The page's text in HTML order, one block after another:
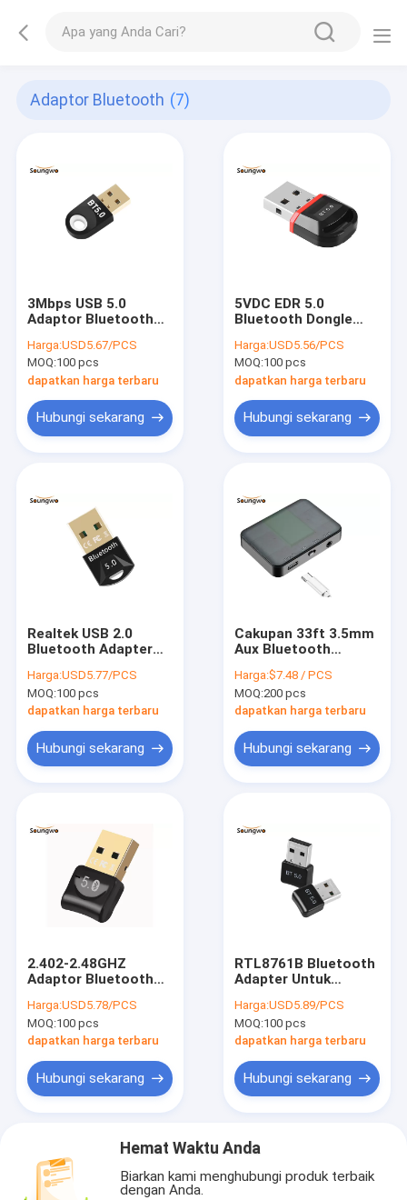
Adaptor Bluetooth (7)
3Mbps USB 5.0
Adaptor Bluetooth
10/8.1/8
Harga:USD5.67/PCS
MOQ:100 pcs
dapatkan harga terbaru
Hubungi sekarang
5VDC EDR 5.0
Bluetooth Dongle
Windows 10 Rentang
Transmisi 33ft
Harga:USD5.56/PCS
MOQ:100 pcs
dapatkan harga terbaru
Hubungi sekarang
Realtek USB 2.0
Bluetooth Adapter
5.0 Penerima
Pemancar
Harga:USD5.77/PCS
MOQ:100 pcs
dapatkan harga terbaru
Hubungi sekarang
Cakupan 33ft 3.5mm
Aux Bluetooth
Headphone
Harga:$7.48 / PCS
MOQ:200 pcs
dapatkan harga terbaru
Hubungi sekarang
2.402-2.48GHZ
Adaptor Bluetooth
Komputer Penerima
Dongle Bluetooth
USB 2.0
Harga:USD5.78/PCS
MOQ:100 pcs
dapatkan harga terbaru
Hubungi sekarang
RTL8761B Bluetooth
Adapter Untuk
Ringan
Harga:USD5.89/PCS
MOQ:100 pcs
dapatkan harga terbaru
Hubungi sekarang
Hemat Waktu Anda
Biarkan kami menghubungi produk terbaik
dengan Anda.